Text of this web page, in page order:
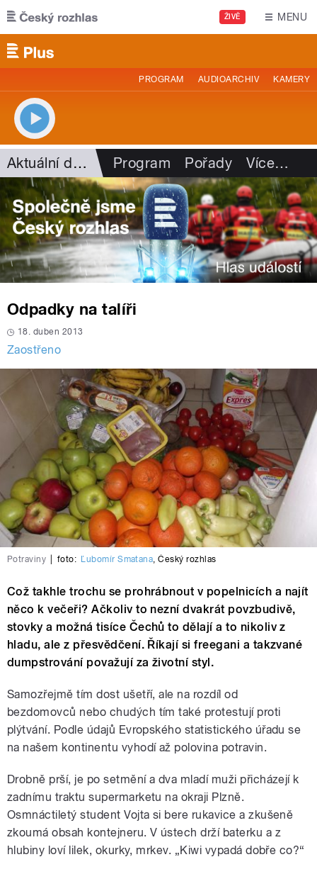
Přejít k hlavnímu obsahu
ŽIVĚ MENU
PROGRAM AUDIOARCHIV KAMERY
Aktuální dění Program Pořady Více…
Odpadky na talíři
18. duben 2013
Zaostřeno
Potraviny foto: Ľubomír Smatana ,Český rozhlas
Což takhle trochu se prohrábnout v popelnicích a najít
něco k večeři? Ačkoliv to nezní dvakrát povzbudivě,
stovky a možná tisíce Čechů to dělají a to nikoliv z
hladu, ale z přesvědčení. Říkají si freegani a takzvané
dumpstrování považují za životní styl.
Samozřejmě tím dost ušetří, ale na rozdíl od
bezdomovců nebo chudých tím také protestují proti
plýtvání. Podle údajů Evropského statistického úřadu se
na našem kontinentu vyhodí až polovina potravin.
Drobně prší, je po setmění a dva mladí muži přicházejí k
zadnímu traktu supermarketu na okraji Plzně.
Osmnáctiletý student Vojta si bere rukavice a zkušeně
zkoumá obsah kontejneru. V ústech drží baterku a z
hlubiny loví lilek, okurky, mrkev. „Kiwi vypadá dobře co?“